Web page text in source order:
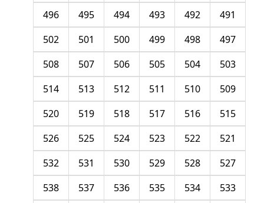
491
492
493
494
495
496
497
498
499
500
501
502
503
504
505
506
507
508
509
510
511
512
513
514
515
516
517
518
519
520
521
522
523
524
525
526
527
528
529
530
531
532
533
534
535
536
537
538